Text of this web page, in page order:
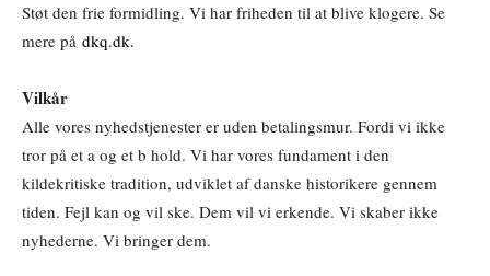
Støt den frie formidling. Vi har friheden til at blive klogere. Se
mere på dkq.dk.
Vilkår
Alle vores nyhedstjenester er uden betalingsmur. Fordi vi ikke
tror på et a og et b hold. Vi har vores fundament i den
kildekritiske tradition, udviklet af danske historikere gennem
tiden. Fejl kan og vil ske. Dem vil vi erkende. Vi skaber ikke
nyhederne. Vi bringer dem.